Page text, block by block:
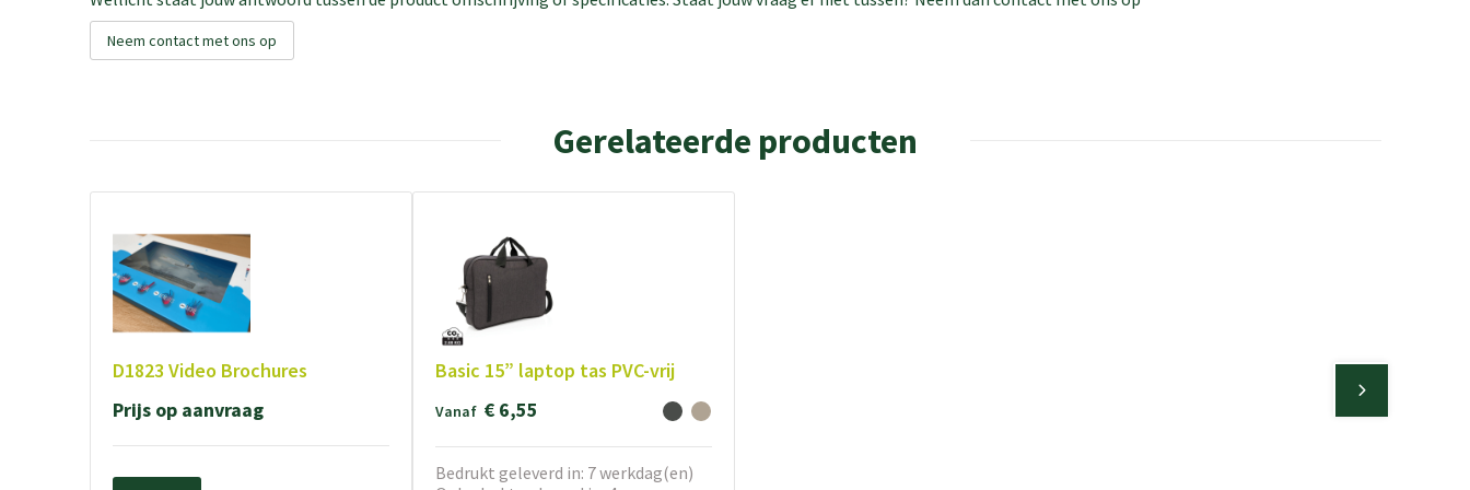
Neem contact met ons op
Gerelateerde producten
D1823 Video Brochures
Prijs op aanvraag
Basic 15” laptop tas PVC-vrij
Vanaf € 6,55
Bedrukt geleverd in: 7 werkdag(en)